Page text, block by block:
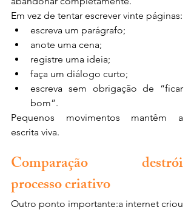
Em vez de tentar escrever vinte páginas:
escreva um parágrafo;
anote uma cena;
registre uma ideia;
faça um diálogo curto;
escreva sem obrigação de “ficar
bom”.
Pequenos movimentos mantêm a
escrita viva.
Comparação destrói
processo criativo
Outro ponto importante:a internet criou